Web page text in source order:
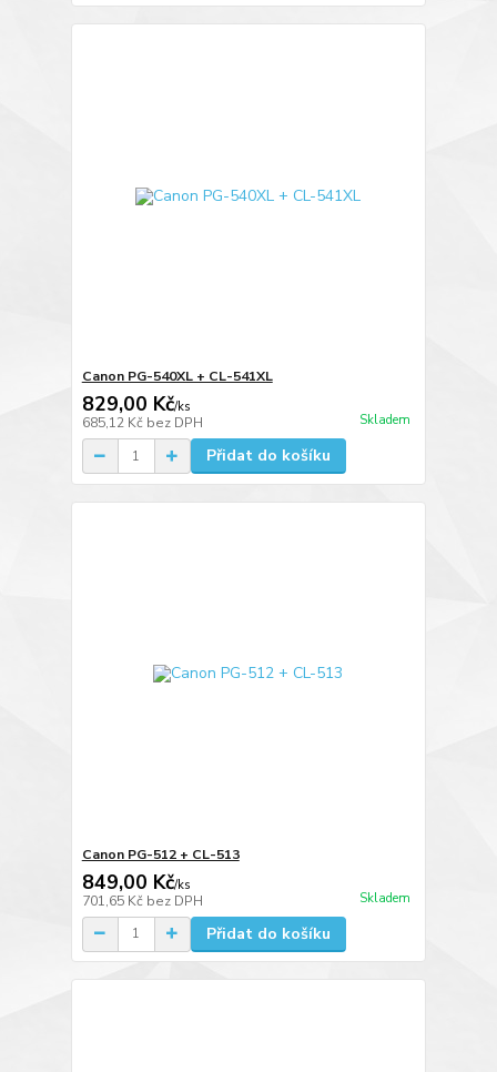
Canon PG-540XL + CL-541XL
829,00 Kč/ks
685,12 Kč bez DPH Skladem
Přidat do košíku
Canon PG-512 + CL-513
849,00 Kč/ks
701,65 Kč bez DPH Skladem
Přidat do košíku